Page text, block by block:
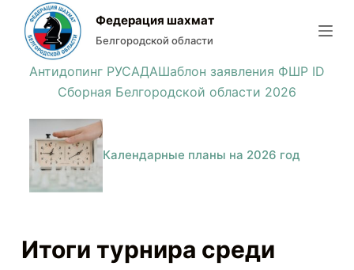
и
Федерация шахмат
Белгородской области
Антидопинг РУСАДАШаблон заявления ФШР ID
Сборная Белгородской области 2026
Календарные планы на 2026 год
Итоги турнира среди